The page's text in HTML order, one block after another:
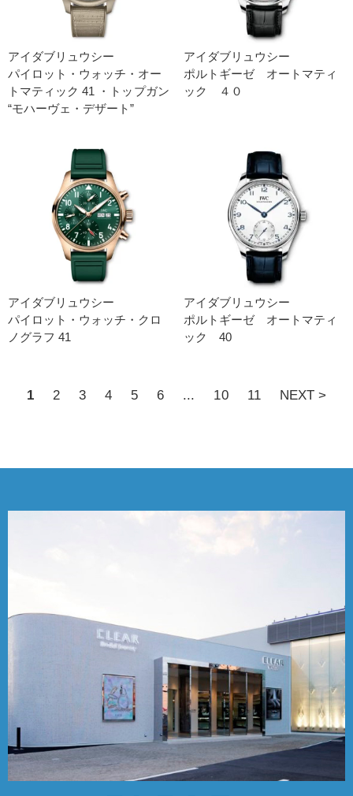
アイダブリュウシー
パイロット・ウォッチ・オー
トマティック 41 ・トップガン
“モハーヴェ・デザート”
アイダブリュウシー
ポルトギーゼ オートマティ
ック ４０
アイダブリュウシー
パイロット・ウォッチ・クロ
ノグラフ 41
アイダブリュウシー
ポルトギーゼ オートマティ
ック 40
1 2 3 4 5 6 ... 10 11 NEXT >